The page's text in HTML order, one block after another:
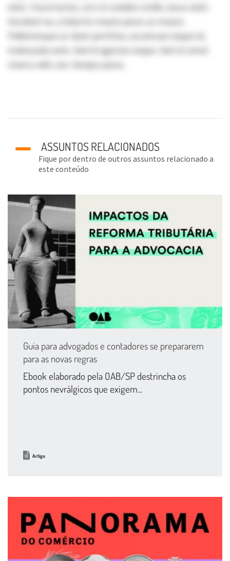
enim. Fusce luctus, orci ut sodales mollis, lacus enim
tincidunt ex, a lobortis mauris purus ac mauris.
Pellentesque ac diam porttitor, accumsan neque id,
malesuada ante. Sed id egestas neque. Sed sit amet
viverra velit, nec tempus purus.
ASSUNTOS RELACIONADOS
Fique por dentro de outros assuntos relacionado a
este conteúdo
Guia para advogados e contadores se prepararem
para as novas regras
Ebook elaborado pela OAB/SP destrincha os
pontos nevrálgicos que exigem...
Artigo